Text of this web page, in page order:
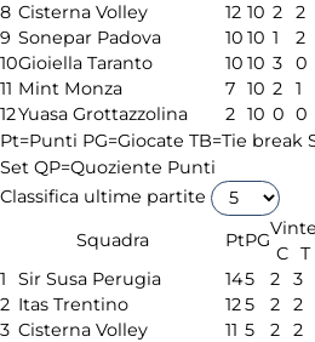
8 Cisterna Volley 12 10 2 2
9 Sonepar Padova 10 10 1 2
10Gioiella Taranto 10 10 3 0
11 Mint Monza 7 10 2 1
12Yuasa Grottazzolina 2 10 0 0
Pt=Punti PG=Giocate TB=Tie break
Set QP=Quoziente Punti
Classifica ultime partite
Squadra
PtPG
Vinte
C T
1
Sir Susa Perugia 145 2 3
2 Itas Trentino 125 2 2
3 Cisterna Volley 11 5 2 2